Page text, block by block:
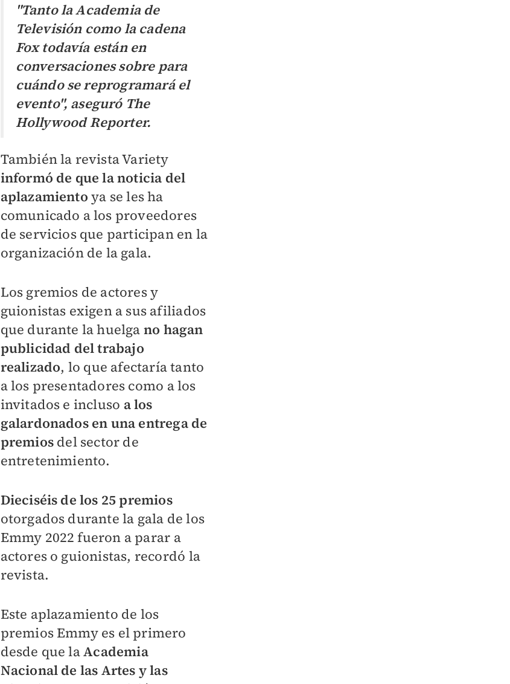
"Tanto la Academia de
Televisión como la cadena ​​​​
Fox todavía están en
conversaciones sobre para
cuándo se reprogramará el
evento", aseguró The
Hollywood Reporter.
También la revista Variety
informó de que la noticia del
aplazamiento ya se les ha
comunicado a los proveedores
de servicios que participan en la
organización de la gala.
Los gremios de actores y
guionistas exigen a sus afiliados
que durante la huelga no hagan
publicidad del trabajo
realizado, lo que afectaría tanto
a los presentadores como a los
invitados e incluso a los
galardonados en una entrega de
premiosdel sector de
entretenimiento.
Dieciséis de los 25 premios
otorgados durante la gala de los
Emmy 2022 fueron a parar a
actores o guionistas, recordó la
revista.
Este aplazamiento de los
premios Emmy es el primero
desde que laAcademia
Nacional de las Artes y las